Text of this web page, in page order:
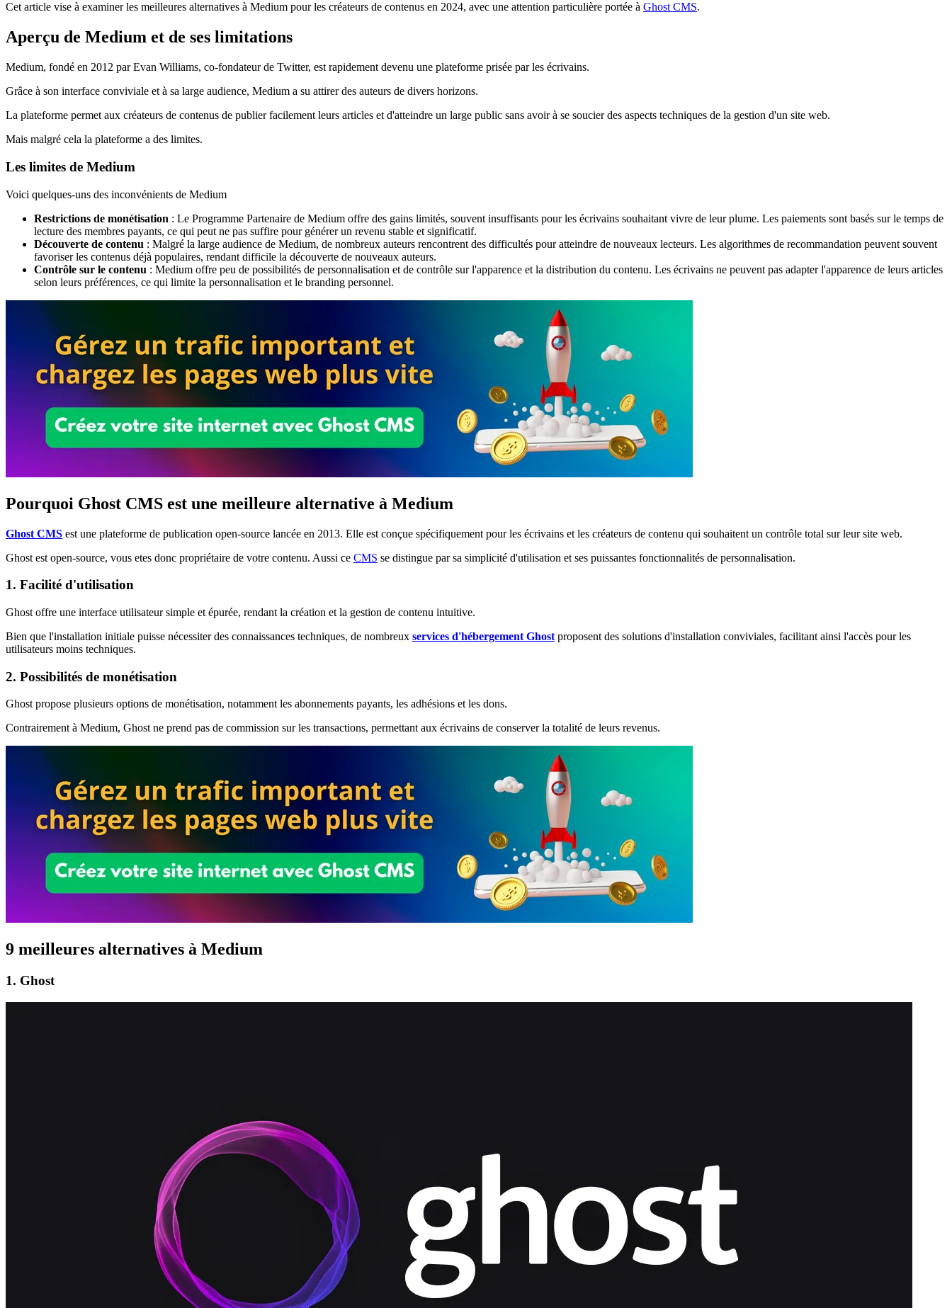
Cet article vise à examiner les meilleures alternatives à Medium pour les créateurs de contenus en 2024, avec une attention particulière portée à Ghost CMS.
Aperçu de Medium et de ses limitations
Medium, fondé en 2012 par Evan Williams, co-fondateur de Twitter, est rapidement devenu une plateforme prisée par les écrivains.
Grâce à son interface conviviale et à sa large audience, Medium a su attirer des auteurs de divers horizons.
La plateforme permet aux créateurs de contenus de publier facilement leurs articles et d'atteindre un large public sans avoir à se soucier des aspects techniques de la gestion d'un site web.
Mais malgré cela la plateforme a des limites.
Les limites de Medium
Voici quelques-uns des inconvénients de Medium
Restrictions de monétisation : Le Programme Partenaire de Medium offre des gains limités, souvent insuffisants pour les écrivains souhaitant vivre de leur plume. Les paiements sont basés sur le temps de
lecture des membres payants, ce qui peut ne pas suffire pour générer un revenu stable et significatif.
Découverte de contenu : Malgré la large audience de Medium, de nombreux auteurs rencontrent des difficultés pour atteindre de nouveaux lecteurs. Les algorithmes de recommandation peuvent souvent
favoriser les contenus déjà populaires, rendant difficile la découverte de nouveaux auteurs.
Contrôle sur le contenu : Medium offre peu de possibilités de personnalisation et de contrôle sur l'apparence et la distribution du contenu. Les écrivains ne peuvent pas adapter l'apparence de leurs articles
selon leurs préférences, ce qui limite la personnalisation et le branding personnel.
Pourquoi Ghost CMS est une meilleure alternative à Medium
Ghost CMS est une plateforme de publication open-source lancée en 2013. Elle est conçue spécifiquement pour les écrivains et les créateurs de contenu qui souhaitent un contrôle total sur leur site web.
Ghost est open-source, vous etes donc propriétaire de votre contenu. Aussi ce CMS se distingue par sa simplicité d'utilisation et ses puissantes fonctionnalités de personnalisation.
1. Facilité d'utilisation
Ghost offre une interface utilisateur simple et épurée, rendant la création et la gestion de contenu intuitive.
Bien que l'installation initiale puisse nécessiter des connaissances techniques, de nombreux services d'hébergement Ghost proposent des solutions d'installation conviviales, facilitant ainsi l'accès pour les
utilisateurs moins techniques.
2. Possibilités de monétisation
Ghost propose plusieurs options de monétisation, notamment les abonnements payants, les adhésions et les dons.
Contrairement à Medium, Ghost ne prend pas de commission sur les transactions, permettant aux écrivains de conserver la totalité de leurs revenus.
9 meilleures alternatives à Medium
1. Ghost